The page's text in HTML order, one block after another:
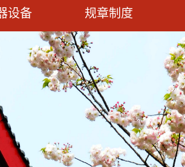
设备 规章制度